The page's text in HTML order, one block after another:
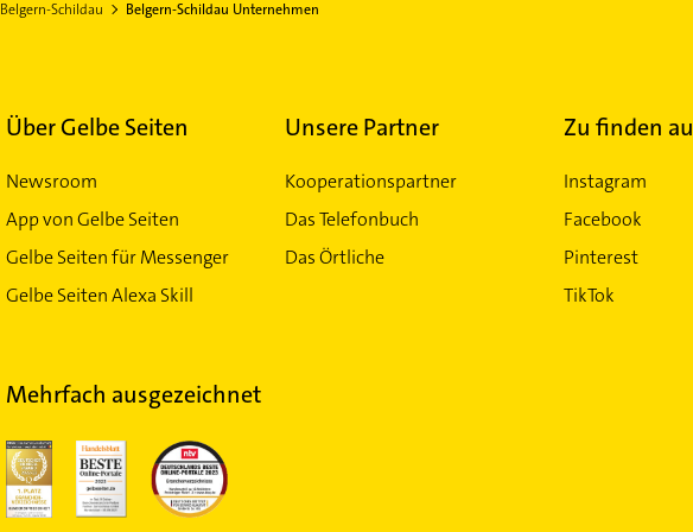
Belgern-Schildau Belgern-Schildau Unternehmen
Über Gelbe Seiten
Newsroom
App von Gelbe Seiten
Gelbe Seiten für Messenger
Gelbe Seiten Alexa Skill
Unsere Partner
Kooperationspartner
Das Telefonbuch
Das Örtliche
Zu finden
Instagram
Facebook
Pinterest
TikTok
Mehrfach ausgezeichnet